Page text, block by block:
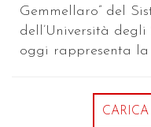
Gemmellaro” del
dell’Università
oggi rappresenta la